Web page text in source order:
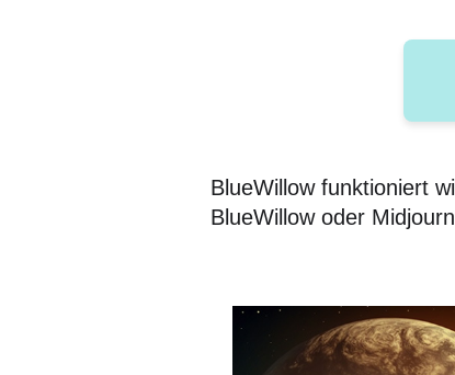
BlueWillow funktioniert
BlueWillow oder